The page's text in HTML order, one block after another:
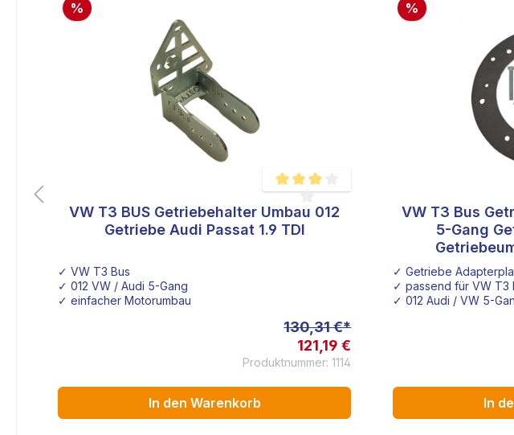
%
Durchschnittliche Bewertung von 3 von 5
VW T3 BUS Getriebehalter Umbau 012
Getriebe Audi Passat 1.9 TDI
✓ VW T3 Bus
✓ 012 VW / Audi 5-Gang
✓ einfacher Motorumbau
130,31 €*
121,19 €
Produktnummer: 1114
In den Warenkorb
%
VW T3 Bus
5-Gang
✓ Getriebe
✓ passend für VW T3
✓ 012 Audi / VW 5-
In